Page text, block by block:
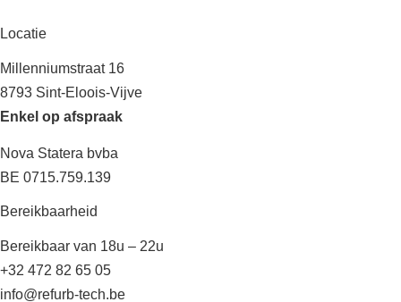
Locatie
Millenniumstraat 16
8793 Sint-Eloois-Vijve
Enkel op afspraak
Nova Statera bvba
BE 0715.759.139
Bereikbaarheid
Bereikbaar van 18u – 22u
+32 472 82 65 05
info@refurb-tech.be